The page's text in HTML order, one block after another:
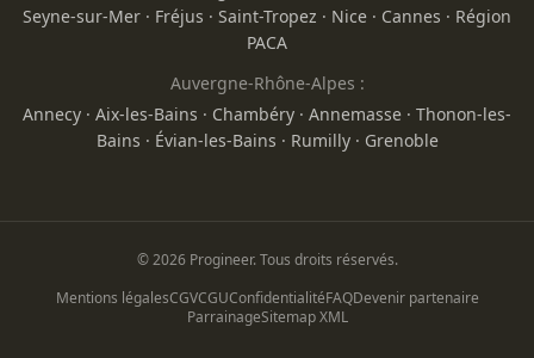
Seyne-sur-Mer · Fréjus · Saint-Tropez · Nice · Cannes · Région
PACA
Auvergne-Rhône-Alpes :
Annecy · Aix-les-Bains · Chambéry · Annemasse · Thonon-les-
Bains · Évian-les-Bains · Rumilly· Grenoble
© 2026 Progineer. Tous droits réservés.
Mentions légalesCGVCGUConfidentialitéFAQDevenir partenaire
ParrainageSitemap XML